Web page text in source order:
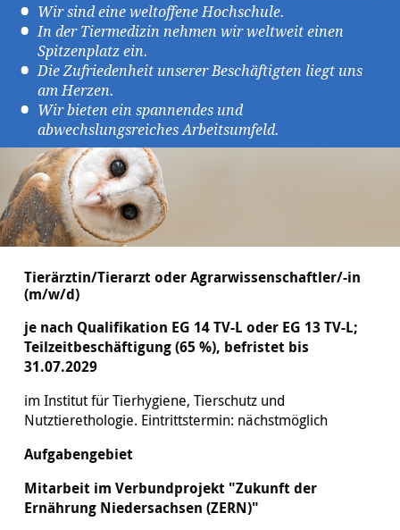
Wir sind eine weltoffene Hochschule.
In der Tiermedizin nehmen wir weltweit einen
Spitzenplatz ein.
Die Zufriedenheit unserer Beschäftigten liegt uns
am Herzen.
Wir bieten ein spannendes und
abwechslungsreiches Arbeitsumfeld.
Tierärztin/Tierarzt oder Agrarwissenschaftler/-in
(m/w/d)
je nach Qualifikation EG 14 TV-L oder EG 13 TV-L;
Teilzeitbeschäftigung (65 %), befristet bis
31.07.2029
im Institut für Tierhygiene, Tierschutz und
Nutztierethologie. Eintrittstermin: nächstmöglich
Aufgabengebiet
Mitarbeit im Verbundprojekt "Zukunft der
Ernährung Niedersachsen (ZERN)"